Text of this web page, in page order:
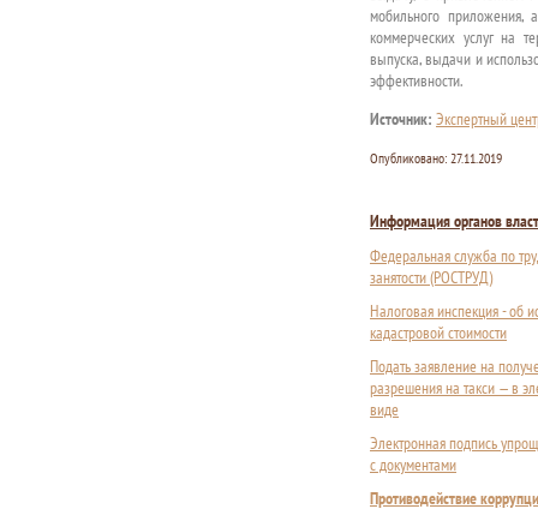
мобильного приложения,
коммерческих услуг на
выпуска, выдачи и
эффективности.
Источник: Экспертный
Опубликовано: 27.11.2019
Информация органов
Федеральная служба по
занятости (РОСТРУД)
Налоговая инспекция - об
кадастровой стоимости
Подать заявление на
разрешения на такси — в
виде
Электронная подпись
с документами
Противодействие